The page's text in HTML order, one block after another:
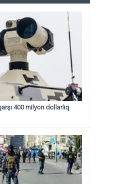
400 milyon dollarlıq